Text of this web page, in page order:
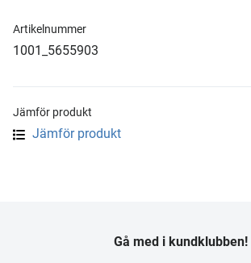
Artikelnummer
1001_5655903
Jämför produkt
Jämför produkt
Gå med i kundklubben!